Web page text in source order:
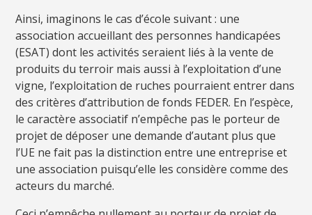
Ainsi, imaginons le cas d’école suivant : une
association accueillant des personnes handicapées
(ESAT) dont les activités seraient liés à la vente de
produits du terroir mais aussi à l’exploitation d’une
vigne, l’exploitation de ruches pourraient entrer dans
des critères d’attribution de fonds FEDER. En l’espèce,
le caractère associatif n’empêche pas le porteur de
projet de déposer une demande d’autant plus que
l’UE ne fait pas la distinction entre une entreprise et
une association puisqu’elle les considère comme des
acteurs du marché.